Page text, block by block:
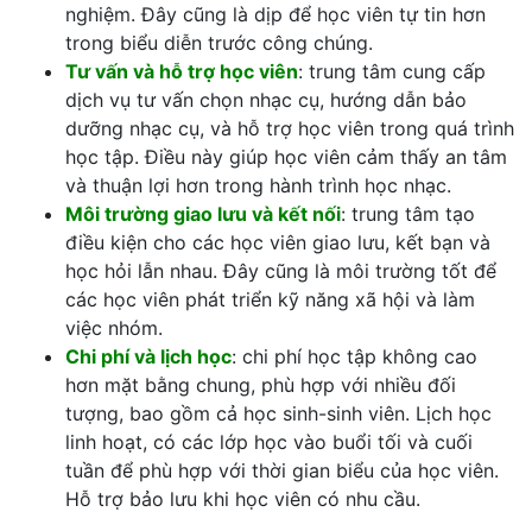
nghiệm. Đây cũng là dịp để học viên tự tin hơn
trong biểu diễn trước công chúng.
Tư vấn và hỗ trợ học viên: trung tâm cung cấp
dịch vụ tư vấn chọn nhạc cụ, hướng dẫn bảo
dưỡng nhạc cụ, và hỗ trợ học viên trong quá trình
học tập. Điều này giúp học viên cảm thấy an tâm
và thuận lợi hơn trong hành trình học nhạc.
Môi trường giao lưu và kết nối: trung tâm tạo
điều kiện cho các học viên giao lưu, kết bạn và
học hỏi lẫn nhau. Đây cũng là môi trường tốt để
các học viên phát triển kỹ năng xã hội và làm
việc nhóm.
Chi phí và lịch học: chi phí học tập không cao
hơn mặt bằng chung, phù hợp với nhiều đối
tượng, bao gồm cả học sinh-sinh viên. Lịch học
linh hoạt, có các lớp học vào buổi tối và cuối
tuần để phù hợp với thời gian biểu của học viên.
Hỗ trợ bảo lưu khi học viên có nhu cầu.